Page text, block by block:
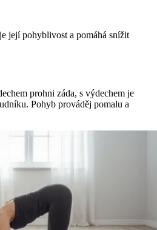
její pohyblivost a pomáhá snížit
prohni záda, s výdechem je
Pohyb prováděj pomalu a